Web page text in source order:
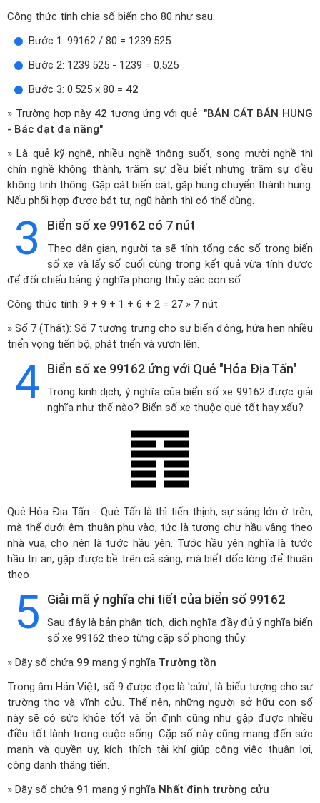
Công thức tính chia số biển cho 80 như sau:
Bước 1: 99162 / 80 = 1239.525
Bước 2: 1239.525 - 1239 = 0.525
Bước 3: 0.525 x 80 = 42
» Trường hợp này 42 tương ứng với quẻ: "BÁN CÁT BÁN HUNG
- Bác đạt đa năng"
» Là quẻ kỹ nghệ, nhiều nghề thông suốt, song mười nghề thì
chín nghề không thành, trăm sự đều biết nhưng trăm sự đều
không tinh thông. Gặp cát biến cát, gặp hung chuyển thành hung.
Nếu phối hợp được bát tự, ngũ hành thì có thể dùng.
3 Biển số xe 99162 có 7 nút
Theo dân gian, người ta sẽ tính tổng các số trong biển
số xe và lấy số cuối cùng trong kết quả vừa tính được
để đối chiếu bảng ý nghĩa phong thủy các con số.
Công thức tính: 9 + 9 + 1 + 6 + 2 = 27 » 7 nút
» Số 7 (Thất): Số 7 tượng trưng cho sự biến động, hứa hẹn nhiều
triển vọng tiến bộ, phát triển và vươn lên.
4 Biển số xe 99162 ứng với Quẻ "Hỏa Địa Tấn"
Trong kinh dịch, ý nghĩa của biển số xe 99162 được giải
nghĩa như thế nào? Biển số xe thuộc quẻ tốt hay xấu?
Quẻ Hỏa Địa Tấn - Quẻ Tấn là thì tiến thịnh, sự sáng lớn ở trên,
mà thể dưới êm thuận phụ vào, tức là tượng chư hầu vâng theo
nhà vua, cho nên là tước hầu yên. Tước hầu yên nghĩa là tước
hầu trị an, gặp được bề trên cả sáng, mà biết dốc lòng để thuận
theo
5 Giải mã ý nghĩa chi tiết của biển số 99162
Sau đây là bản phân tích, dịch nghĩa đầy đủ ý nghĩa biển
số xe 99162 theo từng cặp số phong thủy:
» Dãy số chứa 99 mang ý nghĩa Trường tồn
Trong âm Hán Việt, số 9 được đọc là 'cửu', là biểu tượng cho sự
trường thọ và vĩnh cửu. Thế nên, những người sở hữu con số
này sẽ có sức khỏe tốt và ổn định cũng như gặp được nhiều
điều tốt lành trong cuộc sống. Cặp số này cũng mang đến sức
mạnh và quyền uy, kích thích tài khí giúp công việc thuận lợi,
công danh thăng tiến.
» Dãy số chứa 91 mang ý nghĩa Nhất định trường cửu